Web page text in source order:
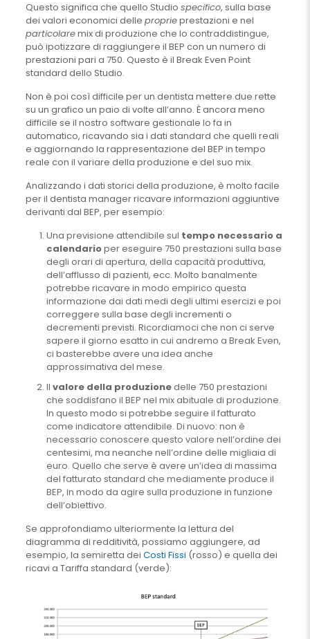
Questo significa che quello Studio specifico, sulla base
dei valori economici delle proprieprestazioni e nel
particolaremix di produzione che lo contraddistingue,
può ipotizzare di raggiungere il BEP con un numero di
prestazioni pari a 750. Questo è il Break Even Point
standard dello Studio.
Non è poi così difficile per un dentista mettere due rette
su un grafico un paio di volte all’anno. È ancora meno
difficile se il nostro software gestionale lo fa in
automatico, ricavando sia i dati standard che quelli reali
e aggiornando la rappresentazione del BEP in tempo
reale con il variare della produzione e del suo mix.
Analizzando i dati storici della produzione, è molto facile
per il dentista manager ricavare informazioni aggiuntive
derivanti dal BEP, per esempio:
Una previsione attendibile sul tempo necessario a
calendarioper eseguire 750 prestazioni sulla base
degli orari di apertura, della capacità produttiva,
dell’afflusso di pazienti, ecc. Molto banalmente
potrebbe ricavare in modo empirico questa
informazione dai dati medi degli ultimi esercizi e poi
correggere sulla base degli incrementi o
decrementi previsti. Ricordiamoci che non ci serve
sapere il giorno esatto in cui andremo a Break Even,
ci basterebbe avere una idea anche
approssimativa del mese.
Il valore della produzionedelle 750 prestazioni
che soddisfano il BEP nel mix abituale di produzione.
In questo modo si potrebbe seguire il fatturato
come indicatore attendibile. Di nuovo: non è
necessario conoscere questo valore nell’ordine dei
centesimi, ma neanche nell’ordine delle migliaia di
euro. Quello che serve è avere un’idea di massima
del fatturato standard che mediamente produce il
BEP, in modo da agire sulla produzione in funzione
dell’obiettivo.
Se approfondiamo ulteriormente la lettura del
diagramma di redditività, possiamo aggiungere, ad
esempio, la semiretta dei Costi Fissi (rosso) e quella dei
ricavi a Tariffa standard (verde):